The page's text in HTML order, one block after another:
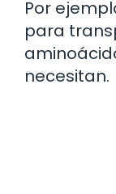
Por
para
necesitan.